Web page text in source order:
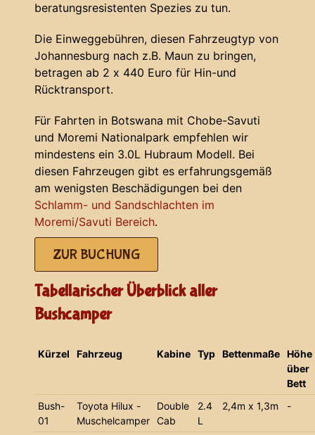
beratungsresistenten Spezies zu tun.
Die Einweggebühren, diesen Fahrzeugtyp von
Johannesburg nach z.B. Maun zu bringen,
betragen ab 2 x 440 Euro für Hin-und
Rücktransport.
Für Fahrten in Botswana mit Chobe-Savuti
und Moremi Nationalpark empfehlen wir
mindestens ein 3.0L Hubraum Modell. Bei
diesen Fahrzeugen gibt es erfahrungsgemäß
am wenigsten Beschädigungen bei den
Schlamm- und Sandschlachten im
Moremi/Savuti Bereich.
ZUR BUCHUNG
Tabellarischer Überblick aller
Bushcamper
Kürzel Fahrzeug Kabine Typ Bettenmaße Höhe
über
Bett
Bush-
01
Toyota Hilux -
Muschelcamper
Double
Cab
2.4
L
2,4m x 1,3m -